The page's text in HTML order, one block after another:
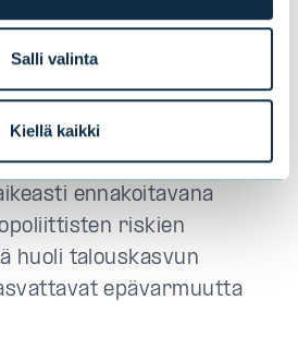
Salli valinta
Kiellä kaikki
talouteen.
arvioidaan jatkuvan
ennakoitavana
riskien
huoli talouskasvun
epävarmuutta